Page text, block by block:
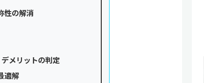
性の解消
メリットの判定
適解